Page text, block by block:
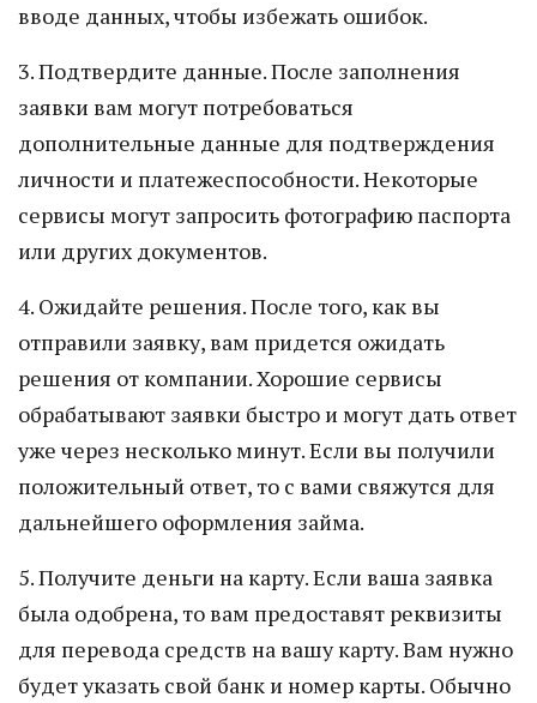
вводе данных, чтобы избежать ошибок.
3. Подтвердите данные. После заполнения
заявки вам могут потребоваться
дополнительные данные для подтверждения
личности и платежеспособности. Некоторые
сервисы могут запросить фотографию паспорта
или других документов.
4. Ожидайте решения. После того, как вы
отправили заявку, вам придется ожидать
решения от компании. Хорошие сервисы
обрабатывают заявки быстро и могут дать ответ
уже через несколько минут. Если вы получили
положительный ответ, то с вами свяжутся для
дальнейшего оформления займа.
5. Получите деньги на карту. Если ваша заявка
была одобрена, то вам предоставят реквизиты
для перевода средств на вашу карту. Вам нужно
будет указать свой банк и номер карты. Обычно